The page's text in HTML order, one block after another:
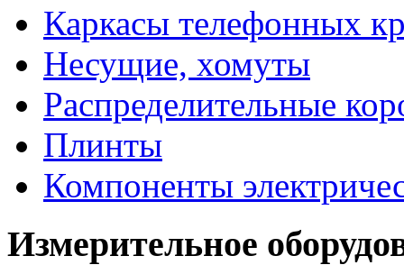
Каркасы телефонных
Несущие, хомуты
Распределительные
Плинты
Компоненты
Измерительное